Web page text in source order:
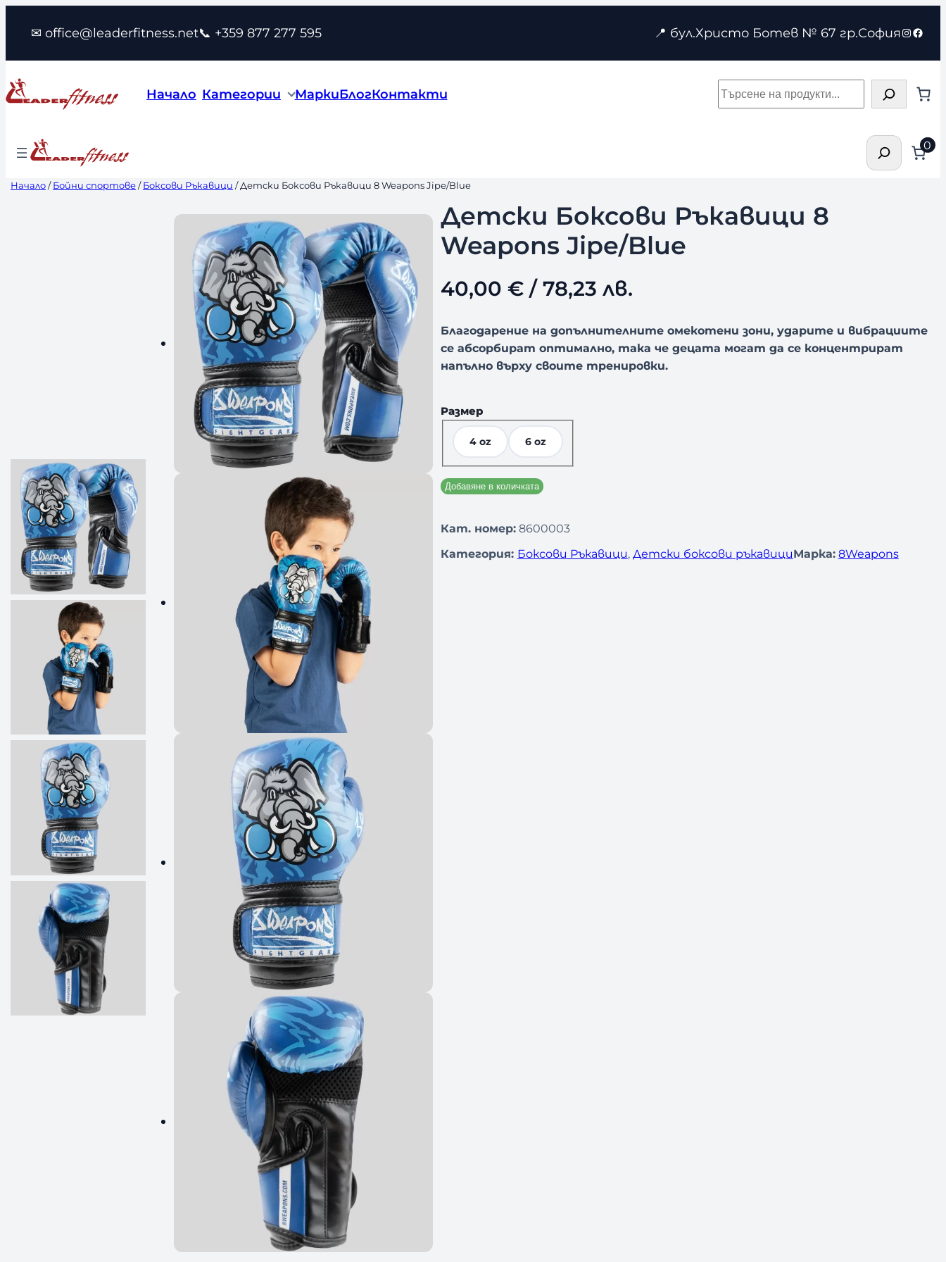
съдържанието
✉ office@leaderfitness.net📞 +359 877 277 595 📍 бул.Христо Ботев № 67 гр.София
Начало Категории МаркиБлогКонтакти Търсене
Търсене0
Начало/Бойни спортове/Боксови Ръкавици / Детски Боксови Ръкавици 8 Weapons Jipe/Blue
Детски Боксови Ръкавици 8
Weapons Jipe/Blue
40,00 €/ 78,23 лв.
Благодарение на допълнителните омекотени зони, ударите и вибрациите
се абсорбират оптимално, така че децата могат да се концентрират
напълно върху своите тренировки.
Размер
4 oz 6 oz
Добавяне в количката
Кат. номер: 8600003
Категория: Боксови Ръкавици, Детски боксови ръкавициМарка: 8Weapons